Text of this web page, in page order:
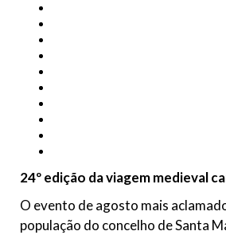
24º edição da viagem medieval
O evento de agosto mais
população do concelho de Santa